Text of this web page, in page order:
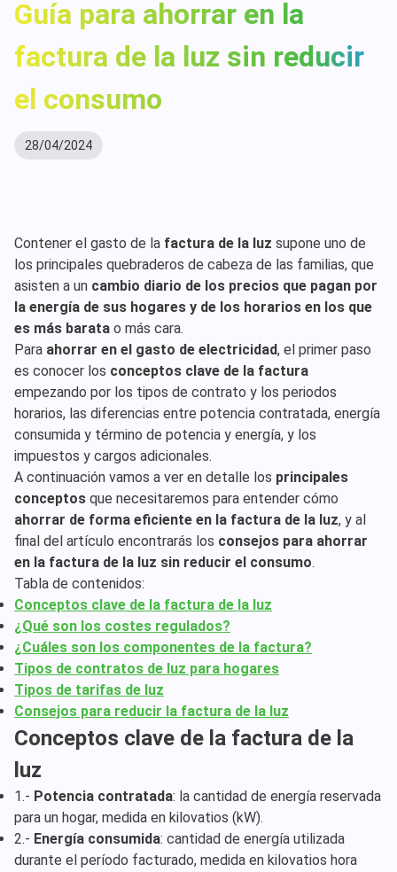
Guía para ahorrar en la
factura de la luz sin reducir
el consumo
28/04/2024
Contener el gasto de la factura de la luz supone uno de
los principales quebraderos de cabeza de las familias, que
asisten a un cambio diario de los precios que pagan por
la energía de sus hogares y de los horarios en los que
es más barata o más cara.
Para ahorrar en el gasto de electricidad, el primer paso
es conocer los conceptos clave de la factura
empezando por los tipos de contrato y los periodos
horarios, las diferencias entre potencia contratada, energía
consumida y término de potencia y energía, y los
impuestos y cargos adicionales.
A continuación vamos a ver en detalle los principales
conceptos que necesitaremos para entender cómo
ahorrar de forma eficiente en la factura de la luz, y al
final del artículo encontrarás los consejos para ahorrar
en la factura de la luz sin reducir el consumo.
Tabla de contenidos:
Conceptos clave de la factura de la luz
¿Qué son los costes regulados?
¿Cuáles son los componentes de la factura?
Tipos de contratos de luz para hogares
Tipos de tarifas de luz
Consejos para reducir la factura de la luz
Conceptos clave de la factura de la
luz
1.- Potencia contratada: la cantidad de energía reservada
para un hogar, medida en kilovatios (kW).
2.- Energía consumida: cantidad de energía utilizada
durante el período facturado, medida en kilovatios hora